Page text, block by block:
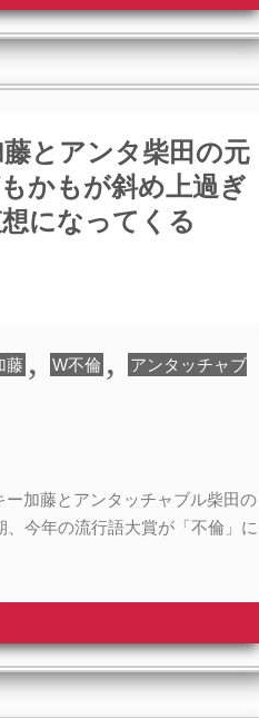
とアンタ柴田の元
かもが斜め上過ぎ
になってくる
藤 , W不倫 ,
アンタッチャブ
加藤とアンタッチャブル柴田の
今年の流行語大賞が「不倫」に